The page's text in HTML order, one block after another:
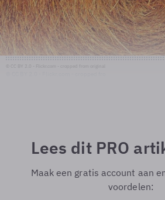
© CC BY 2.0 - Flickr.com - cropped from original
Lees dit PRO
Maak een gratis account aan
voordelen: